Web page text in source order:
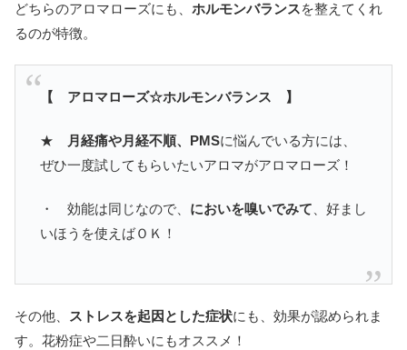
どちらのアロマローズにも、 ホルモンバランスを整えてくれ
るのが特徴。
【 アロマローズ☆ホルモンバランス 】
★ 月経痛や月経不順、PMSに悩んでいる方には、
ぜひ一度試してもらいたいアロマがアロマローズ！
・ 効能は同じなので、 においを嗅いでみて 、好まし
いほうを使えばＯＫ！
その他、 ストレスを起因とした症状にも、効果が認められま
す。花粉症や二日酔いにもオススメ！